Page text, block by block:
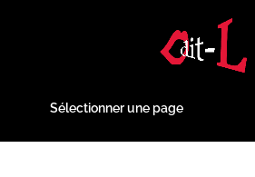
Sélectionner une page